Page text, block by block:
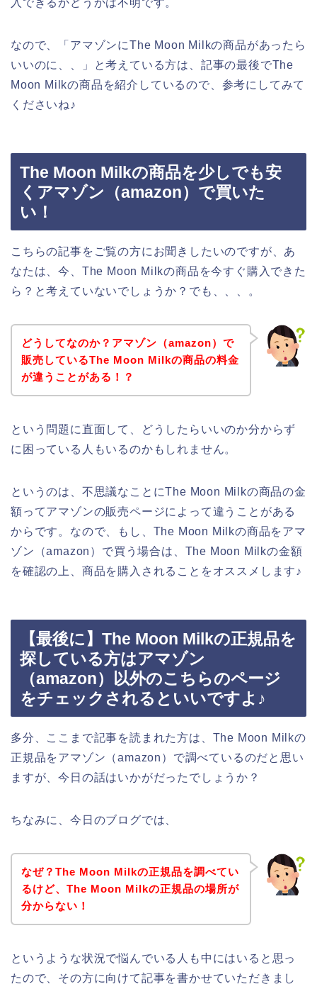
なので、「アマゾンにThe Moon Milkの商品があったら
いいのに、、」と考えている方は、記事の最後でThe
Moon Milkの商品を紹介しているので、参考にしてみて
くださいね♪
The Moon Milkの商品を少しでも安
くアマゾン（amazon）で買いた
い！
こちらの記事をご覧の方にお聞きしたいのですが、あ
なたは、今、The Moon Milkの商品を今すぐ購入できた
ら？と考えていないでしょうか？でも、、、。
どうしてなのか？アマゾン（amazon）で
販売しているThe Moon Milkの商品の料金
が違うことがある！？
という問題に直面して、どうしたらいいのか分からず
に困っている人もいるのかもしれません。
というのは、不思議なことにThe Moon Milkの商品の金
額ってアマゾンの販売ページによって違うことがある
からです。なので、もし、The Moon Milkの商品をアマ
ゾン（amazon）で買う場合は、The Moon Milkの金額
を確認の上、商品を購入されることをオススメします♪
【最後に】The Moon Milkの正規品を
探している方はアマゾン
（amazon）以外のこちらのページ
をチェックされるといいですよ♪
多分、ここまで記事を読まれた方は、The Moon Milkの
正規品をアマゾン（amazon）で調べているのだと思い
ますが、今日の話はいかがだったでしょうか？
ちなみに、今日のブログでは、
なぜ？The Moon Milkの正規品を調べてい
るけど、The Moon Milkの正規品の場所が
分からない！
というような状況で悩んでいる人も中にはいると思っ
たので、その方に向けて記事を書かせていただきまし